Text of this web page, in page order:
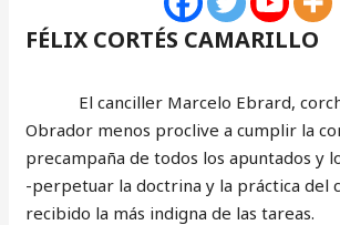
FÉLIX CORTÉS CAMARILLO
El canciller Marcelo Ebrard,
Obrador menos proclive a cumplir la
precampaña de todos los apuntados y
-perpetuar la doctrina y la práctica del
recibido la más indigna de las tareas.